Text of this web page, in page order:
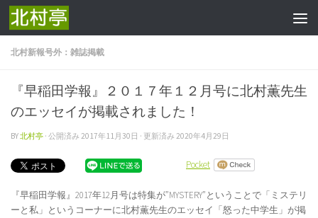
コンテンツへスキップ
北村新報号外：雑誌掲載
『早稲田学報』２０１７年１２月号に北村薫先生
のエッセイが掲載されました！
BY北村亭 · 公開済み 2017年11月30日 · 更新済み 2020年4月29日
Pocket
『早稲田学報』2017年12月号は特集が”MYSTERY”ということで「ミステリ
ーと私」というコーナーに北村薫先生のエッセイ「怒った中学生」が掲